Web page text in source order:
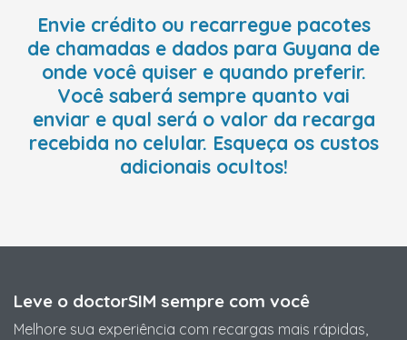
Envie crédito ou recarregue pacotes
de chamadas e dados para Guyana de
onde você quiser e quando preferir.
Você saberá sempre quanto vai
enviar e qual será o valor da recarga
recebida no celular. Esqueça os custos
adicionais ocultos!
Leve o doctorSIM sempre com você
Melhore sua experiência com recargas mais rápidas,